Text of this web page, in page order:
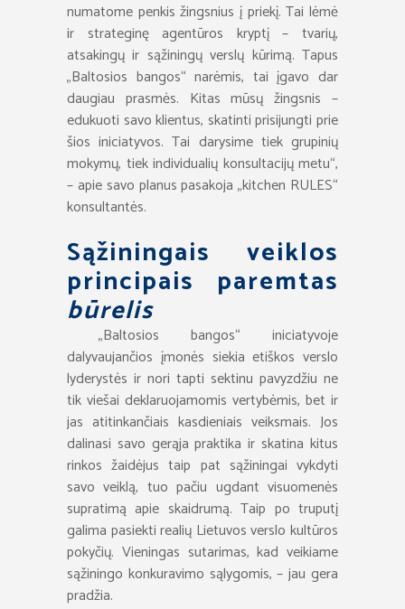
numatome penkis žingsnius į priekį. Tai lėmė
ir strateginę agentūros kryptį – tvarių,
atsakingų ir sąžiningų verslų kūrimą. Tapus
„Baltosios bangos“ narėmis, tai įgavo dar
daugiau prasmės. Kitas mūsų žingsnis –
edukuoti savo klientus, skatinti prisijungti prie
šios iniciatyvos. Tai darysime tiek grupinių
mokymų, tiek individualių konsultacijų metu“,
– apie savo planus pasakoja „kitchen RULES“
konsultantės.
Sąžiningais veiklos
principais paremtas
būrelis
„Baltosios bangos“ iniciatyvoje
dalyvaujančios įmonės siekia etiškos verslo
lyderystės ir nori tapti sektinu pavyzdžiu ne
tik viešai deklaruojamomis vertybėmis, bet ir
jas atitinkančiais kasdieniais veiksmais. Jos
dalinasi savo gerąja praktika ir skatina kitus
rinkos žaidėjus taip pat sąžiningai vykdyti
savo veiklą, tuo pačiu ugdant visuomenės
supratimą apie skaidrumą. Taip po truputį
galima pasiekti realių Lietuvos verslo kultūros
pokyčių. Vieningas sutarimas, kad veikiame
sąžiningo konkuravimo sąlygomis, – jau gera
pradžia.